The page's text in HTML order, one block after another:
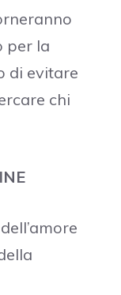
per la
di evitare
chi